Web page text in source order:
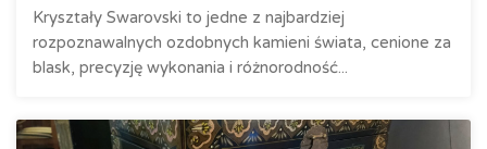
Kryształy Swarovski to jedne z najbardziej
rozpoznawalnych ozdobnych kamieni świata, cenione za
blask, precyzję wykonania i różnorodność...